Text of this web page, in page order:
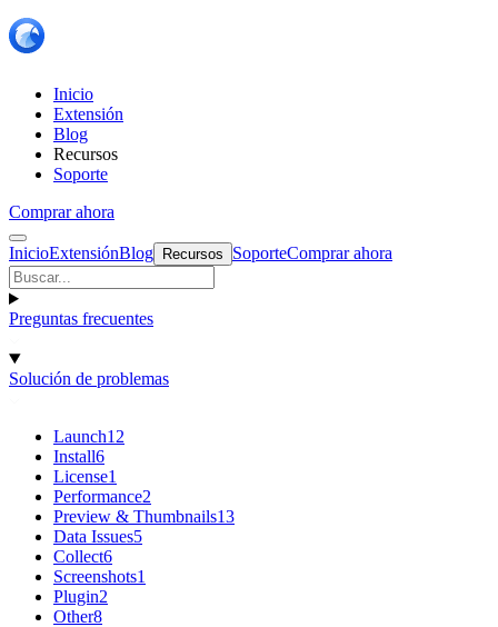
Inicio
Extensión
Blog
Recursos
Soporte
Comprar ahora
InicioExtensiónBlog Recursos SoporteComprar ahora
Preguntas frecuentes
Solución de problemas
Launch12
Install6
License1
Performance2
Preview & Thumbnails13
Data Issues5
Collect6
Screenshots1
Plugin2
Other8